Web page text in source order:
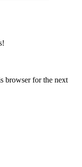
browser for the next